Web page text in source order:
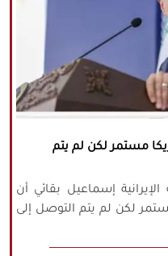
مستمر لكن لم يتم
إسماعيل بقائي أن
لكن لم يتم التوصل إلى